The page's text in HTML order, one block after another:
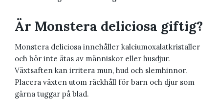
Är Monstera deliciosa giftig?
Monstera deliciosa innehåller kalciumoxalatkristaller
och bör inte ätas av människor eller husdjur.
Växtsaften kan irritera mun, hud och slemhinnor.
Placera växten utom räckhåll för barn och djur som
gärna tuggar på blad.